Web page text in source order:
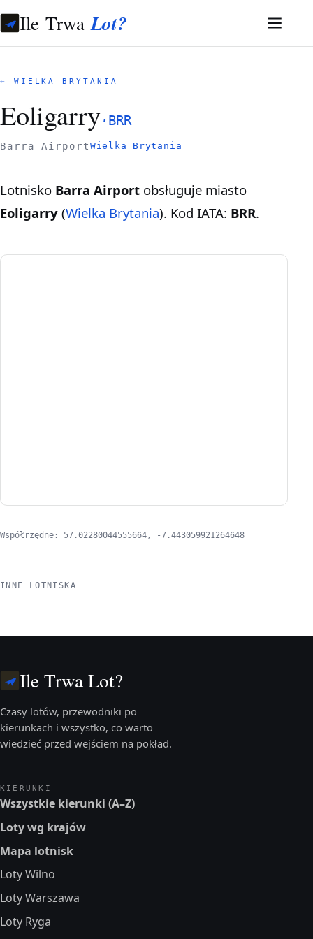
Ile TrwaLot?
← WIELKA BRYTANIA
Eoligarry· BRR
Barra Airport Wielka Brytania
Lotnisko Barra Airport obsługuje miasto
Eoligarry (Wielka Brytania). Kod IATA: BRR.
Współrzędne: 57.02280044555664, -7.443059921264648
INNE LOTNISKA
Ile Trwa Lot?
Czasy lotów, przewodniki po
kierunkach i wszystko, co warto
wiedzieć przed wejściem na pokład.
KIERUNKI
Wszystkie kierunki (A–Z)
Loty wg krajów
Mapa lotnisk
Loty Wilno
Loty Warszawa
Loty Ryga